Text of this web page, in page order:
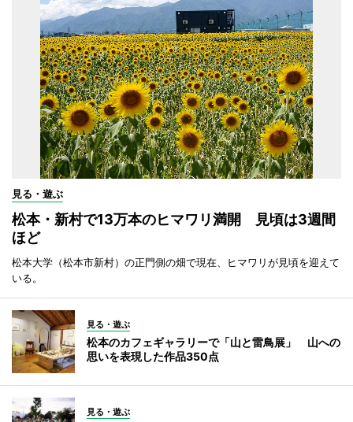
見る・遊ぶ
松本・新村で13万本のヒマワリ満開 見頃は3週間
ほど
松本大学（松本市新村）の正門側の畑で現在、ヒマワリが見頃を迎えて
いる。
見る・遊ぶ
松本のカフェギャラリーで「山と雷鳥展」 山への
思いを表現した作品350点
見る・遊ぶ